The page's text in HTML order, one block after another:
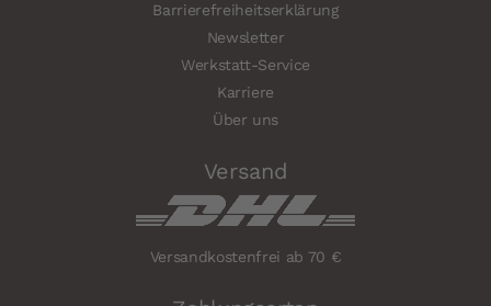
Barrierefreiheitserklärung
Newsletter
Werkstatt-Service
Karriere
Über uns
Versand
Versandkostenfrei ab 70 €